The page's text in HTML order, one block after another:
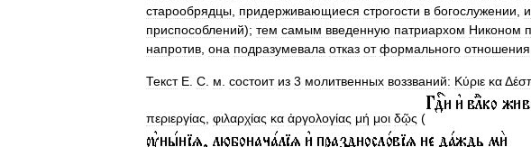
старообрядцы придерживающиеся строгости в богослужении
приспособлений); тем самым введенную патриархом Никоном
напротив она подразумевала отказ от формального отношения
Текст Е С м состоит из 3 молитвенных воззваний: Κύριε καΔ
περιεργίας φιλαρχίας κα ἀργολογίας μή μοι δῷς (